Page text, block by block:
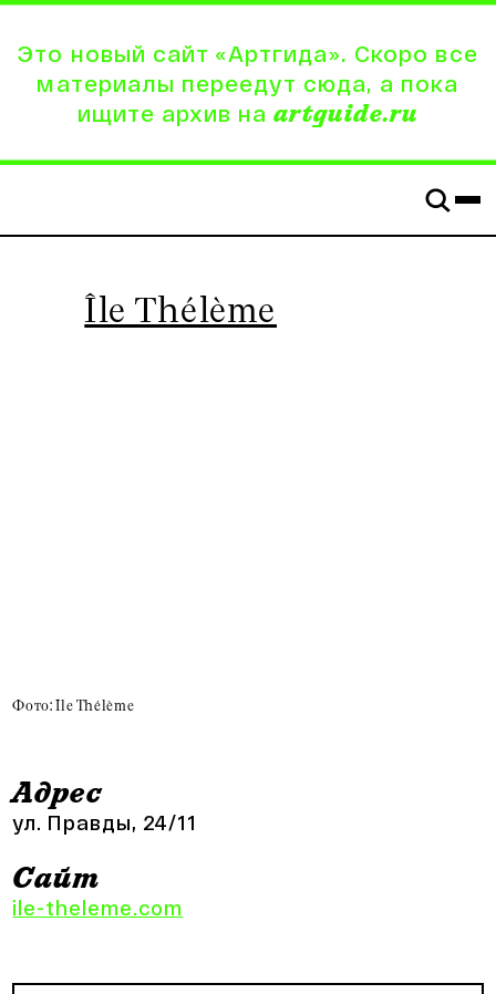
Это новый сайт «Артгида». Скоро все
материалы переедут сюда, а пока
ищите архив на artguide.ru
Île Thélème
Фото: Île Thélème
Адрес
ул. Правды, 24/11
Сайт
ile-theleme.com